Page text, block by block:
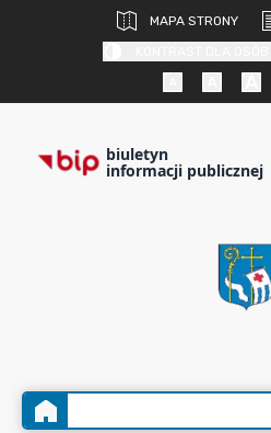
MAPA STRONY
biuletyn
informacji publicznej